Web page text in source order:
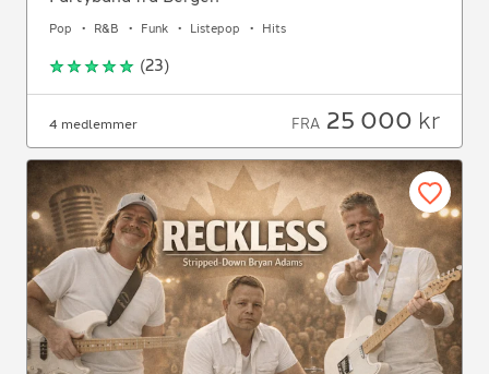
Pop R&B Funk Listepop Hits
(23)
4 medlemmer FRA 25 000 kr